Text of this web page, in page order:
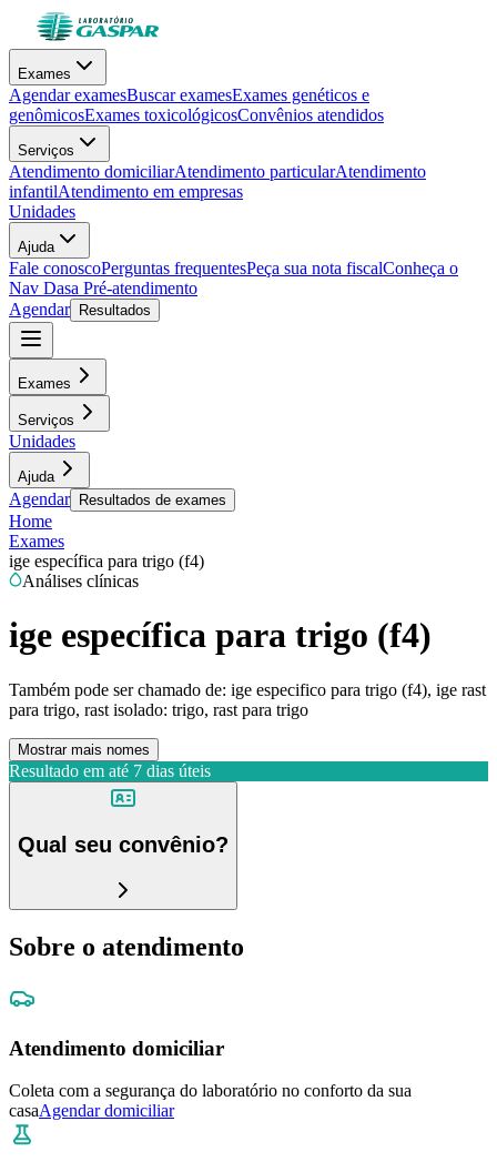
Exames
Agendar examesBuscar examesExames genéticos e
genômicosExames toxicológicosConvênios atendidos
Serviços
Atendimento domiciliarAtendimento particularAtendimento
infantilAtendimento em empresas
Unidades
Ajuda
Fale conoscoPerguntas frequentesPeça sua nota fiscalConheça o
Nav Dasa Pré-atendimento
Agendar
Resultados
Exames
Serviços
Unidades
Ajuda
Agendar Resultados de exames
Home
Exames
ige específica para trigo (f4)
Análises clínicas
ige específica para trigo (f4)
Também pode ser chamado de: ige especifico para trigo (f4), ige rast
para trigo, rast isolado: trigo, rast para trigo
Mostrar mais nomes
Resultado em até 7 dias úteis
Qual seu convênio?
Sobre o atendimento
Atendimento domiciliar
Coleta com a segurança do laboratório no conforto da sua
casaAgendar domiciliar